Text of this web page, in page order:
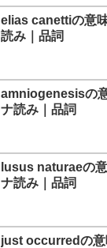
elias canettiの意
読み｜品詞
amniogenesisの
ナ読み｜品詞
lusus naturaeの
ナ読み｜品詞
just occurredの意